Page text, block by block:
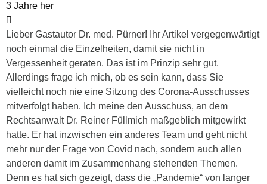
3 Jahre her
Lieber Gastautor Dr. med. Pürner! Ihr Artikel vergegenwärtigt
noch einmal die Einzelheiten, damit sie nicht in
Vergessenheit geraten. Das ist im Prinzip sehr gut.
Allerdings frage ich mich, ob es sein kann, dass Sie
vielleicht noch nie eine Sitzung des Corona-Ausschusses
mitverfolgt haben. Ich meine den Ausschuss, an dem
Rechtsanwalt Dr. Reiner Füllmich maßgeblich mitgewirkt
hatte. Er hat inzwischen ein anderes Team und geht nicht
mehr nur der Frage von Covid nach, sondern auch allen
anderen damit im Zusammenhang stehenden Themen.
Denn es hat sich gezeigt, dass die „Pandemie“ von langer